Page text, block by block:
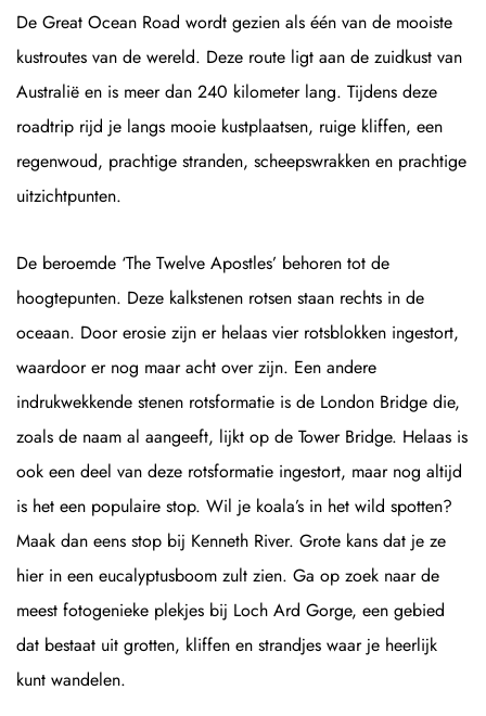
De Great Ocean Road wordt gezien als één van de mooiste
kustroutes van de wereld. Deze route ligt aan de zuidkust van
Australië en is meer dan 240 kilometer lang. Tijdens deze
roadtrip rijd je langs mooie kustplaatsen, ruige kliffen, een
regenwoud, prachtige stranden, scheepswrakken en prachtige
uitzichtpunten.
De beroemde ‘The Twelve Apostles’ behoren tot de
hoogtepunten. Deze kalkstenen rotsen staan rechts in de
oceaan. Door erosie zijn er helaas vier rotsblokken ingestort,
waardoor er nog maar acht over zijn. Een andere
indrukwekkende stenen rotsformatie is de London Bridge die,
zoals de naam al aangeeft, lijkt op de Tower Bridge. Helaas is
ook een deel van deze rotsformatie ingestort, maar nog altijd
is het een populaire stop. Wil je koala’s in het wild spotten?
Maak dan eens stop bij Kenneth River. Grote kans dat je ze
hier in een eucalyptusboom zult zien. Ga op zoek naar de
meest fotogenieke plekjes bij Loch Ard Gorge, een gebied
dat bestaat uit grotten, kliffen en strandjes waar je heerlijk
kunt wandelen.